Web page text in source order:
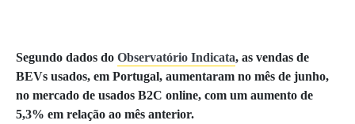
Segundo dados do Observatório Indicata, as vendas de
BEVs usados, em Portugal, aumentaram no mês de junho,
no mercado de usados B2C online, com um aumento de
5,3% em relação ao mês anterior.